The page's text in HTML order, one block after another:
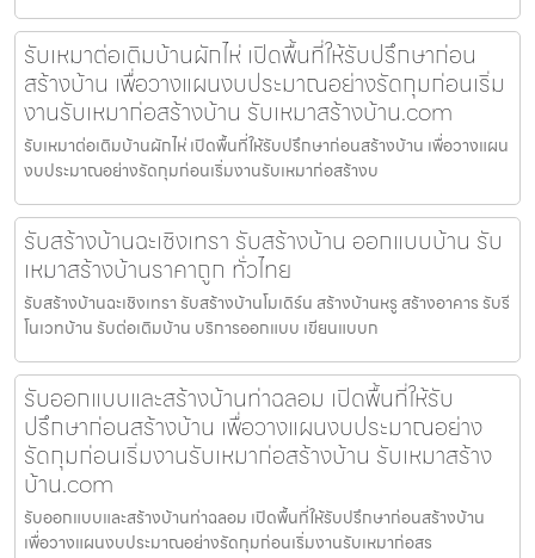
รับเหมาต่อเติมบ้านผักไห่ เปิดพื้นที่ให้รับปรึกษาก่อน
สร้างบ้าน เพื่อวางแผนงบประมาณอย่างรัดกุมก่อนเริ่ม
งานรับเหมาก่อสร้างบ้าน รับเหมาสร้างบ้าน.com
รับเหมาต่อเติมบ้านผักไห่ เปิดพื้นที่ให้รับปรึกษาก่อนสร้างบ้าน เพื่อวางแผน
งบประมาณอย่างรัดกุมก่อนเริ่มงานรับเหมาก่อสร้างบ
รับสร้างบ้านฉะเชิงเทรา รับสร้างบ้าน ออกแบบบ้าน รับ
เหมาสร้างบ้านราคาถูก ทั่วไทย
รับสร้างบ้านฉะเชิงเทรา รับสร้างบ้านโมเดิร์น สร้างบ้านหรู สร้างอาคาร รับรี
โนเวทบ้าน รับต่อเติมบ้าน บริการออกแบบ เขียนแบบก
รับออกแบบและสร้างบ้านท่าฉลอม เปิดพื้นที่ให้รับ
ปรึกษาก่อนสร้างบ้าน เพื่อวางแผนงบประมาณอย่าง
รัดกุมก่อนเริ่มงานรับเหมาก่อสร้างบ้าน รับเหมาสร้าง
บ้าน.com
รับออกแบบและสร้างบ้านท่าฉลอม เปิดพื้นที่ให้รับปรึกษาก่อนสร้างบ้าน
เพื่อวางแผนงบประมาณอย่างรัดกุมก่อนเริ่มงานรับเหมาก่อสร